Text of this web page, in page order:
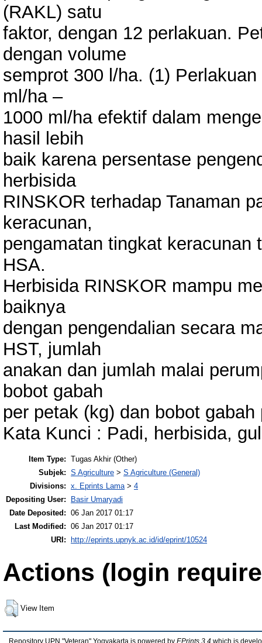
(RAKL) satu
faktor, dengan 12 perlakuan.
dengan volume
semprot 300 l/ha. (1)
ml/ha –
1000 ml/ha efektif dalam
hasil lebih
baik karena persentase
herbisida
RINSKOR terhadap Tanaman
keracunan,
pengamatan tingkat keracunan
HSA.
Herbisida RINSKOR mampu
baiknya
dengan pengendalian secara
HST, jumlah
anakan dan jumlah malai
bobot gabah
per petak (kg) dan bobot
Kata Kunci : Padi, herbisida,
Item Type: Tugas Akhir (Other)
Subjek: S Agriculture > S Agriculture (General)
Divisions: x. Eprints Lama > 4
Depositing User:
Basir Umaryadi
Date Deposited: 06 Jan 2017 01:17
Last Modified: 06 Jan 2017 01:17
URI: http://eprints.upnyk.ac.id/id/eprint/10524
Actions (login
View Item
Repository UPN "Veteran" Yogyakarta is powered by EPrints 3.4 which is